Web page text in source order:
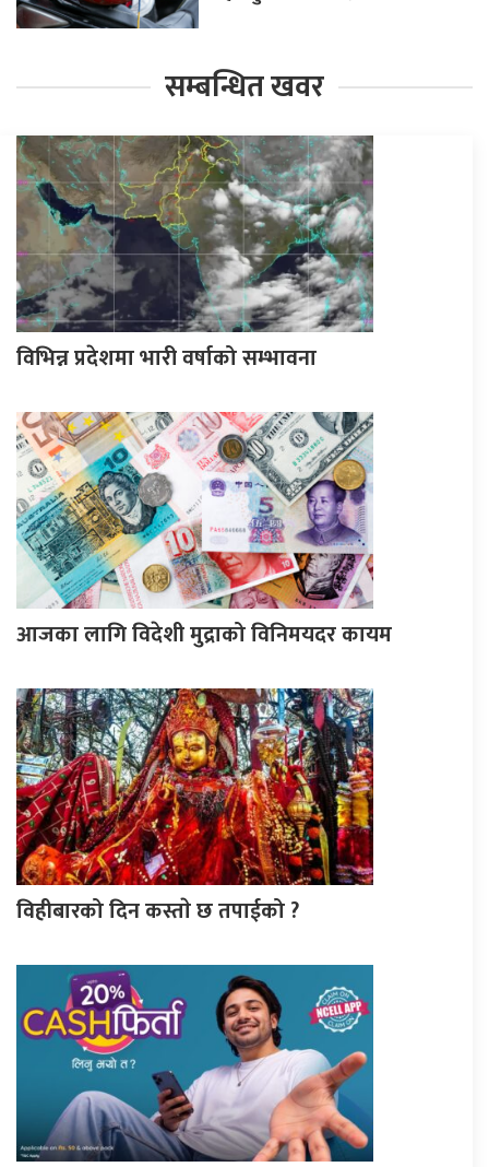
सम्बन्धित खवर
विभिन्न प्रदेशमा भारी वर्षाको सम्भावना
आजका लागि विदेशी मुद्राको विनिमयदर कायम
विहीबारको दिन कस्ताे छ तपाईको ?